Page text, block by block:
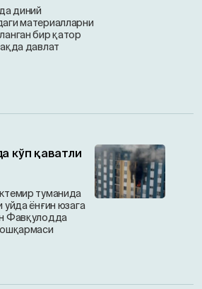
диний
материалларни
бир қатор
давлат
кўп қаватли
туманида
уйда ёнғин юзага
Фавқулодда